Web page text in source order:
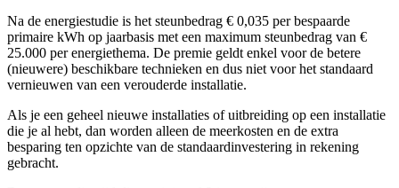
Na de energiestudie is het steunbedrag € 0,035 per bespaarde
primaire kWh op jaarbasis met een maximum steunbedrag van €
25.000 per energiethema. De premie geldt enkel voor de betere
(nieuwere) beschikbare technieken en dus niet voor het standaard
vernieuwen van een verouderde installatie.
Als je een geheel nieuwe installaties of uitbreiding op een installatie
die je al hebt, dan worden alleen de meerkosten en de extra
besparing ten opzichte van de standaardinvestering in rekening
gebracht.